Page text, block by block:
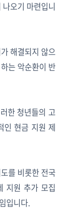
오기 마련입니
해결되지 않으
는 악순환이 반
한 청년들의 고
인 현금 지원 제
를 비롯한 전국
지원 추가 모집
입니다.